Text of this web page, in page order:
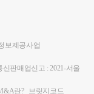
취득하고 신규
로 취득한 신
용 됩니다.​(3)
어 양도하는 경
라도 완공 후
)- 지식공유플
사- ㈜코스맥
iMBC 재무회
연면적이 주
위에 건물을
을 취득한 경우
특례 적용이
석재산-0097, 2
보제공사업
판매업신고 : 2021-서울
란? 브릿지코드